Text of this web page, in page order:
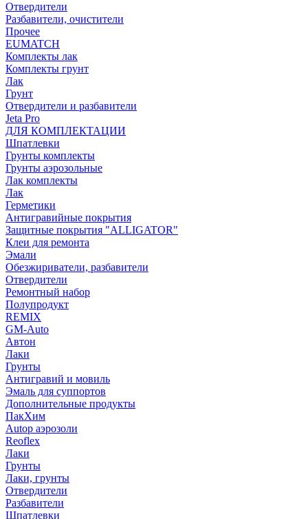
Отвердители
Разбавители, очистители
Прочее
EUMATCH
Комплекты лак
Комплекты грунт
Лак
Грунт
Отвердители и разбавители
Jeta Pro
ДЛЯ КОМПЛЕКТАЦИИ
Шпатлевки
Грунты комплекты
Грунты аэрозольные
Лак комплекты
Лак
Герметики
Антигравийные покрытия
Защитные покрытия "ALLIGATOR"
Клеи для ремонта
Эмали
Обезжириватели, разбавители
Отвердители
Ремонтный набор
Полупродукт
REMIX
GM-Auto
Автон
Лаки
Грунты
Антигравий и мовиль
Эмаль для суппортов
Дополнительные продукты
ПакХим
Autop аэрозоли
Reoflex
Лаки
Грунты
Лаки, грунты
Отвердители
Разбавители
Шпатлевки